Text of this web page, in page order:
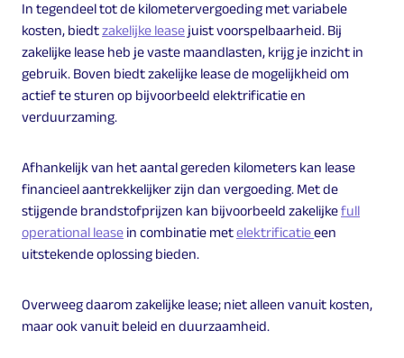
In tegendeel tot de kilometervergoeding met variabele
kosten, biedtzakelijke lease juist voorspelbaarheid. Bij
zakelijke lease heb je vaste maandlasten, krijg je inzicht in
gebruik. Boven biedt zakelijke lease de mogelijkheid om
actief te sturen op bijvoorbeeld elektrificatie en
verduurzaming.
Afhankelijk van het aantal gereden kilometers kan lease
financieel aantrekkelijker zijn dan vergoeding. Met de
stijgende brandstofprijzen kan bijvoorbeeld zakelijkefull
operational lease in combinatie metelektrificatieeen
uitstekende oplossing bieden.
Overweeg daarom zakelijke lease; niet alleen vanuit kosten,
maar ook vanuit beleid en duurzaamheid.